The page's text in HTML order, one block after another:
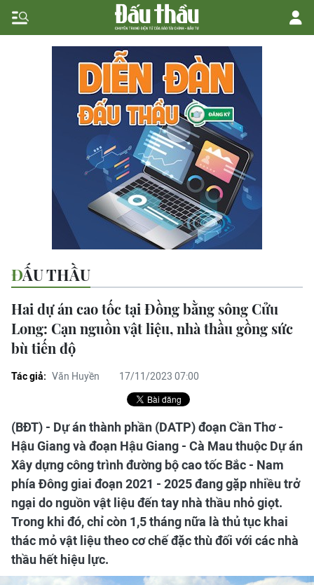
ĐẤU THẦU
Hai dự án cao tốc tại Đồng bằng sông Cửu
Long: Cạn nguồn vật liệu, nhà thầu gồng sức
bù tiến độ
Tác giả: Văn Huyền 17/11/2023 07:00
(BĐT) - Dự án thành phần (DATP) đoạn Cần Thơ -
Hậu Giang và đoạn Hậu Giang - Cà Mau thuộc Dự án
Xây dựng công trình đường bộ cao tốc Bắc - Nam
phía Đông giai đoạn 2021 - 2025 đang gặp nhiều trở
ngại do nguồn vật liệu đến tay nhà thầu nhỏ giọt.
Trong khi đó, chỉ còn 1,5 tháng nữa là thủ tục khai
thác mỏ vật liệu theo cơ chế đặc thù đối với các nhà
thầu hết hiệu lực.